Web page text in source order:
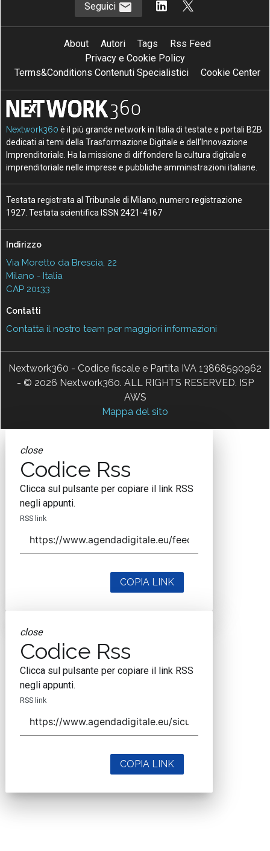
Seguici
About Autori Tags
Rss Feed
Privacy e Cookie Policy
Terms&Conditions Contenuti Specialistici
Cookie Center
Nextwork360 è il più grande network in Italia di testate e portali B2B
dedicati ai temi della Trasformazione Digitale e dell’Innovazione
Imprenditoriale. Ha la missione di diffondere la cultura digitale e
imprenditoriale nelle imprese e pubbliche amministrazioni italiane.
Testata registrata al Tribunale di Milano, numero registrazione
1927. Testata scientifica ISSN 2421-4167
Indirizzo
Via Moretto da Brescia, 22
Milano - Italia
CAP 20133
Contatti
Contatta il nostro team per maggiori informazioni
Nextwork360 - Codice fiscale e Partita IVA 13868590962
- © 2026 Nextwork360. ALL RIGHTS RESERVED. ISP
AWS
Mappa del sito
close
Codice Rss
Clicca sul pulsante per copiare il link RSS
negli appunti.
RSS link
COPIA LINK
close
Codice Rss
Clicca sul pulsante per copiare il link RSS
negli appunti.
RSS link
COPIA LINK